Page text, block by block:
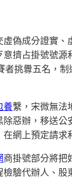
偽成分證實
擠占掛號號
者挑釁五名，
養繫，宋微無法
惡辦，移送公
網上預定請求
商掛號部分將把
驗代辦人、股